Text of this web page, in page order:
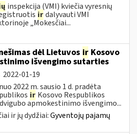
inspekcija (VMI) kviečia vyresnių
irdalyvauti VMI
„Mokesčiai...
dėl Lietuvos ir Kosovo
išvengimo sutarties
2022-01-19
2022 m. sausio 1 d. pradėta
ir Kosovo Respublikos
apmokestinimo išvengimo...
ir jų dydžiai:Gyventojų pajamų